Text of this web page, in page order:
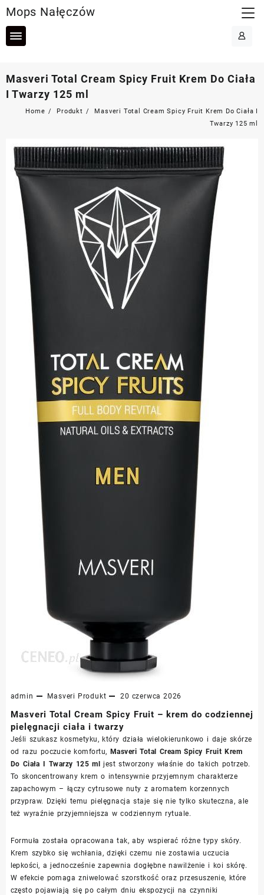
to
content
Mops Nałęczów
Masveri Total Cream Spicy Fruit Krem Do Ciała
I Twarzy 125 ml
Home Produkt
Masveri Total Cream Spicy Fruit Krem Do Ciała I
Twarzy 125 ml
admin Masveri Produkt 20 czerwca 2026
Masveri Total Cream Spicy Fruit – krem do codziennej
pielęgnacji ciała i twarzy
Jeśli szukasz kosmetyku, który działa wielokierunkowo i daje skórze
od razu poczucie komfortu, Masveri Total Cream Spicy Fruit Krem
Do Ciała I Twarzy 125 ml jest stworzony właśnie do takich potrzeb.
To skoncentrowany krem o intensywnie przyjemnym charakterze
zapachowym – łączy cytrusowe nuty z aromatem korzennych
przypraw. Dzięki temu pielęgnacja staje się nie tylko skuteczna, ale
też wyraźnie przyjemniejsza w codziennym rytuale.
Formuła została opracowana tak, aby wspierać różne typy skóry.
Krem szybko się wchłania, dzięki czemu nie zostawia uczucia
lepkości, a jednocześnie zapewnia dogłębne nawilżenie i koi skórę.
W efekcie pomaga zniwelować szorstkość oraz przesuszenie, które
często pojawiają się po całym dniu ekspozycji na czynniki